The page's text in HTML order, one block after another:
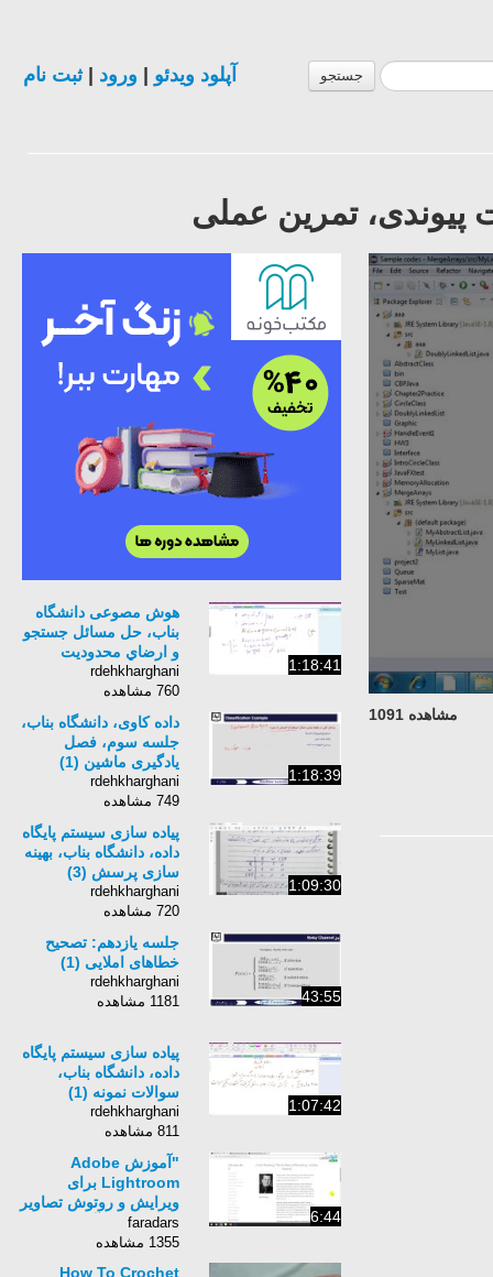
جستجو آپلود ویدئو ورود |ثبت نام
پیوندی، تمرین عملی
مشاهده 1091
1:18:41
هوش مصوعی دانشگاه
بناب، حل مسائل جستجو
و ارضاي محدوديت
rdehkharghani
760 مشاهده
1:18:39
داده کاوی، دانشگاه بناب،
جلسه سوم، فصل
یادگیری ماشین (1)
rdehkharghani
749 مشاهده
1:09:30
پیاده سازی سیستم پایگاه
داده، دانشگاه بناب، بهینه
سازی پرسش (3)
rdehkharghani
720 مشاهده
43:55
جلسه یازدهم: تصحیح
خطاهای املایی (1)
rdehkharghani
1181 مشاهده
1:07:42
پیاده سازی سیستم پایگاه
داده، دانشگاه بناب،
سوالات نمونه (1)
rdehkharghani
811 مشاهده
6:44
"آموزش Adobe
Lightroom برای
ویرایش و روتوش تصاویر
- درس یکم: آشنایی با نرم
افزار Adobe
faradars
1355 مشاهده
How To Crochet